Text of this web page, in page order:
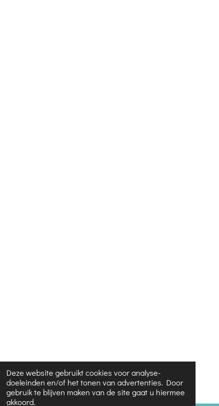
Deze website gebruikt cookies voor analyse-
doeleinden en/of het tonen van advertenties. Door
gebruik te blijven maken van de site gaat u hiermee
akkoord.